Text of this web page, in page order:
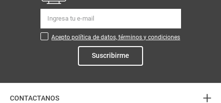
Acepto política de datos, términos y condiciones
Suscribirme
CONTACTANOS +